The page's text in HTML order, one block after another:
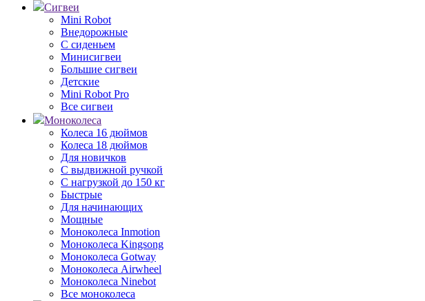
Сигвеи
Mini Robot
Внедорожные
С сиденьем
Минисигвеи
Большие сигвеи
Детские
Mini Robot Pro
Все сигвеи
Моноколеса
Колеса 16 дюймов
Колеса 18 дюймов
Для новичков
С выдвижной ручкой
С нагрузкой до 150 кг
Быстрые
Для начинающих
Мощные
Моноколеса Inmotion
Моноколеса Kingsong
Моноколеса Gotway
Моноколеса Airwheel
Моноколеса Ninebot
Все моноколеса